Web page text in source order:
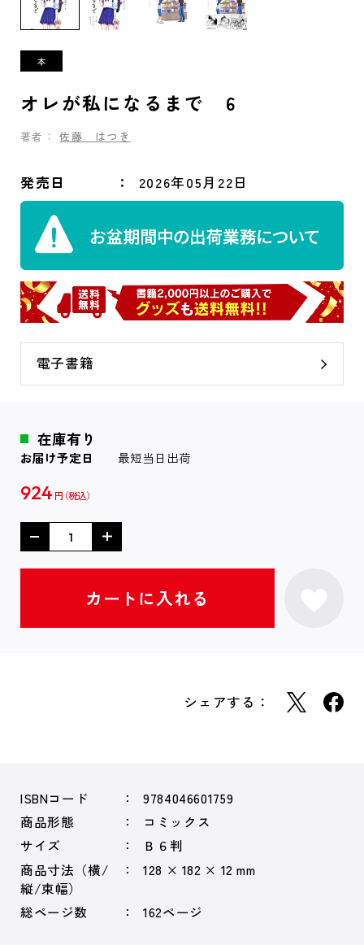
オレが私になるまで 6
著者： 佐藤 はつき
発売日 2026年05月22日
電子書籍
在庫有り
お届け予定日 最短当日出荷
924 円
シェアする：
ISBNコード
9784046601759
商品形態
コミックス
サイズ
Ｂ６判
商品寸法（横/
縦/束幅）
128 × 182 × 12 mm
総ページ数 162ページ